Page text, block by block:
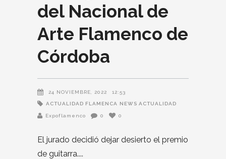
del Nacional de
Arte Flamenco de
Córdoba
24 NOVIEMBRE, 2022 12:53
ACTUALIDAD FLAMENCA NEWS ACTUALIDAD
Expoflamenco 0 0
El jurado decidió dejar desierto el premio
de guitarra.